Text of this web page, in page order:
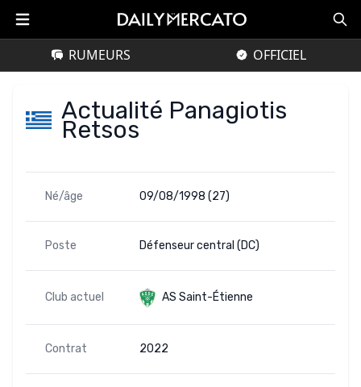
RUMEURS OFFICIEL
Actualité Panagiotis
Retsos
Né/âge 09/08/1998 (27)
Poste Défenseur central (DC)
Club actuel AS Saint-Étienne
Contrat 2022